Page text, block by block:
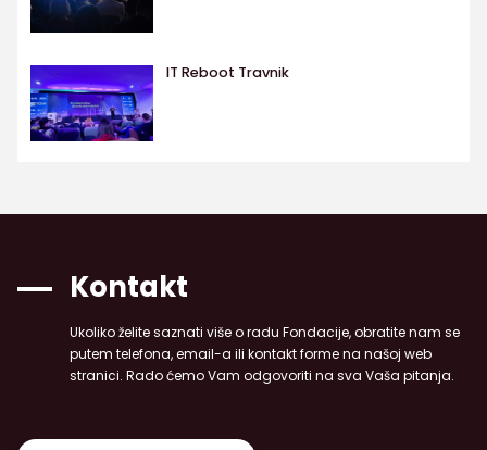
IT Reboot Travnik
Kontakt
Ukoliko želite saznati više o radu Fondacije, obratite nam se
putem telefona, email-a ili kontakt forme na našoj web
stranici. Rado ćemo Vam odgovoriti na sva Vaša pitanja.